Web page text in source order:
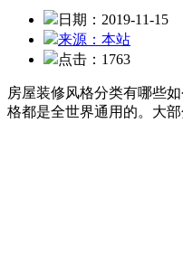
日期：2019-11-15
来源：本站
点击：1763
房屋装修风格分类有哪些
格都是全世界通用的。大